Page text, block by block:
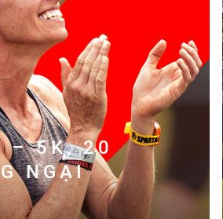
– 5K, 20
NGẠI